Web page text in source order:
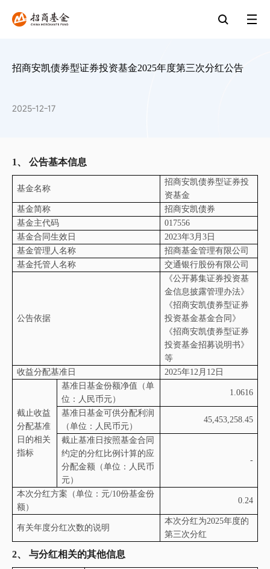
招商安凯债券型证券投资基金2025年度第三次分红公告
2025-12-17
1、 公告基本信息
基金名称
招商安凯债券型证券投
资基金
基金简称
招商安凯债券
基金主代码
017556
基金合同生效日
2023年3月3 日
基金管理人名称
招商基金管理有限公司
基金托管人名称
交通银行股份有限公司
公告依据
《公开募集证券投资基
金信息披露管理办法》
《招商安凯债券型证券
投资基金基金合同》
《招商安凯债券型证券
投资基金招募说明书》
等
收益分配基准日
2025年12月 12 日
截止收益
分配基准
日的相关
指标
基准日基金份额净值（单
位：人民币元）
1.0616
基准日基金可供分配利润
（单位：人民币元）
45,453,258.45
截止基准日按照基金合同
约定的分红比例计算的应
分配金额（单位：人民币
元）
-
本次分红方案（单位：元/10份基金份
额）
0.24
有关年度分红次数的说明
本次分红为2025年度的
第三次分红
2、 与分红相关的其他信息